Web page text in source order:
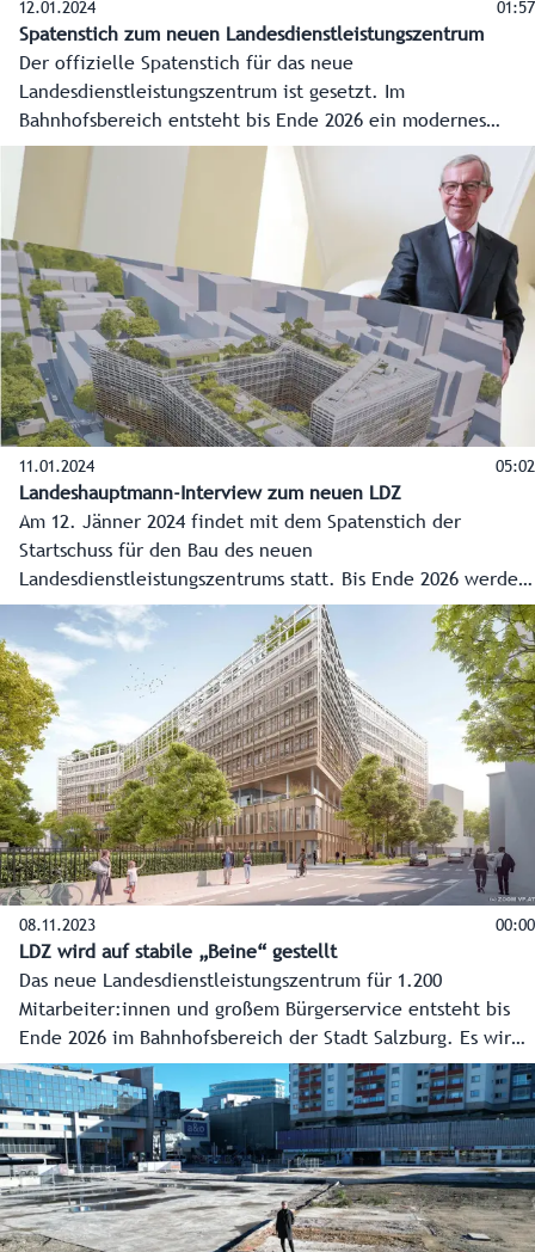
12.01.2024 01:57
Spatenstich zum neuen Landesdienstleistungszentrum
Der offizielle Spatenstich für das neue
Landesdienstleistungszentrum ist gesetzt. Im
Bahnhofsbereich entsteht bis Ende 2026 ein modernes
Verwaltungszentrum mit einem großen Bürgerservice und
Platz für 1.200 Mitarbeiter des Landes. Das Land Salzburg
investiert rund 200 Millionen Euro.
11.01.2024 05:02
Landeshauptmann-Interview zum neuen LDZ
Am 12. Jänner 2024 findet mit dem Spatenstich der
Startschuss für den Bau des neuen
Landesdienstleistungszentrums statt. Bis Ende 2026 werden
im Bahnhofsbereich der Stadt Salzburg Arbeitsplätze für
mehr als 1.200 Mitarbeiter entstehen und ein großes
Bürgerservice. Landeshauptmann Wilfried Haslauer im
Interview über die Eckpunkte und Vorteile.
08.11.2023 00:00
LDZ wird auf stabile „Beine“ gestellt
Das neue Landesdienstleistungszentrum für 1.200
Mitarbeiter:innen und großem Bürgerservice entsteht bis
Ende 2026 im Bahnhofsbereich der Stadt Salzburg. Es wird
das modernste Verwaltungsgebäude Österreichs. Im Video
die Eckpunkte zum Projekt mit dem Stand 8.11.2023.